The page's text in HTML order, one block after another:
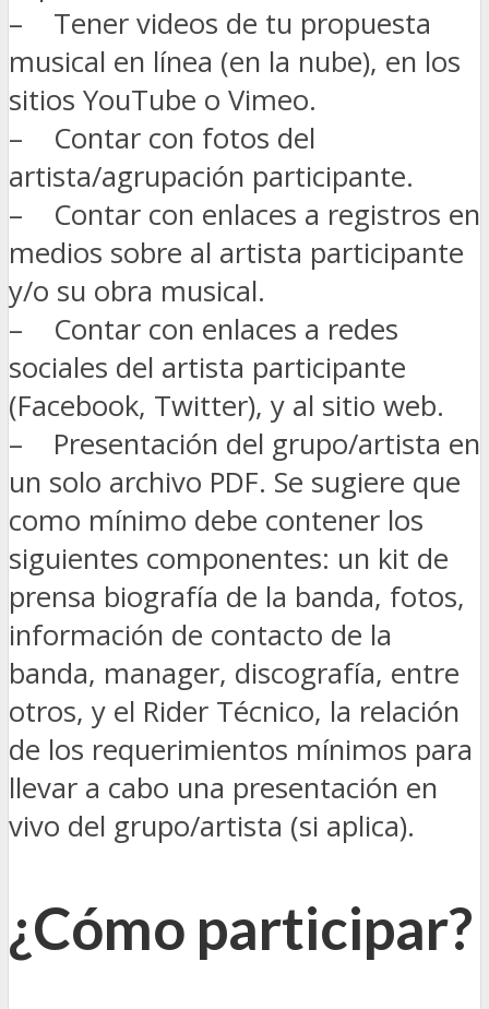
– Tener videos de tu propuesta
musical en línea (en la nube), en los
sitios YouTube o Vimeo.
– Contar con fotos del
artista/agrupación participante.
– Contar con enlaces a registros en
medios sobre al artista participante
y/o su obra musical.
– Contar con enlaces a redes
sociales del artista participante
(Facebook, Twitter), y al sitio web.
– Presentación del grupo/artista en
un solo archivo PDF. Se sugiere que
como mínimo debe contener los
siguientes componentes: un kit de
prensa biografía de la banda, fotos,
información de contacto de la
banda, manager, discografía, entre
otros, y el Rider Técnico, la relación
de los requerimientos mínimos para
llevar a cabo una presentación en
vivo del grupo/artista (si aplica).
¿Cómo participar?